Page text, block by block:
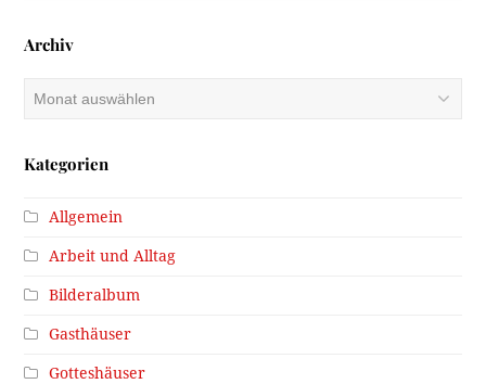
Archiv
Archiv
Kategorien
Allgemein
Arbeit und Alltag
Bilderalbum
Gasthäuser
Gotteshäuser